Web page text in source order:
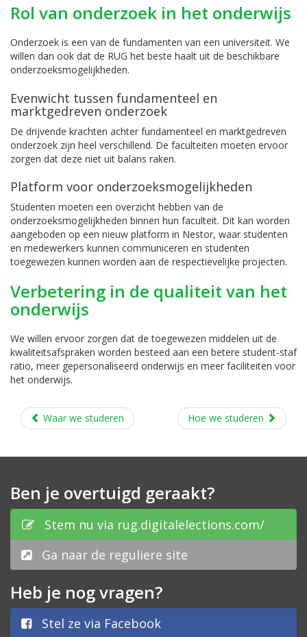
Rol van onderzoek in het onderwijs
Onderzoek is een van de fundamenten van een universiteit. We
willen dan ook dat de RUG het beste haalt uit de beschikbare
onderzoeksmogelijkheden.
Evenwicht tussen fundamenteel en
marktgedreven onderzoek
De drijvende krachten achter fundamenteel en marktgedreven
onderzoek zijn heel verschillend. De faculteiten moeten ervoor
zorgen dat deze niet uit balans raken.
Platform voor onderzoeksmogelijkheden
Studenten moeten een overzicht hebben van de
onderzoeksmogelijkheden binnen hun faculteit. Dit kan worden
aangeboden op een nieuw platform in Nestor, waar studenten
en medewerkers kunnen communiceren en studenten
toegewezen kunnen worden aan de respectievelijke projecten.
Verbetering in de qualiteit van het
onderwijs
We willen ervoor zorgen dat de toegewezen middelen uit de
kwaliteitsafspraken worden besteed aan een betere student-staf
ratio, meer gepersonaliseerd onderwijs en meer faciliteiten voor
het onderwijs.
Waar we studeren Hoe we studeren
Ben je overtuigd geraakt?
Stem nu via rug.digitalelections.com/
Ga naar de reguliere site
Heb je nog vragen?
Stel ze via Facebook